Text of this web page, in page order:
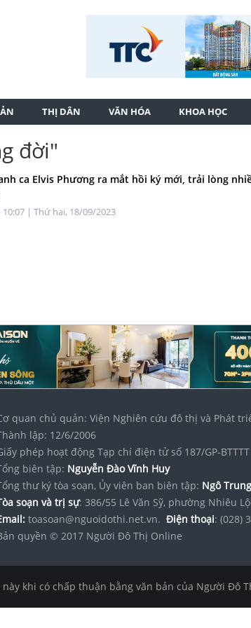
THỊ DÂN VĂN HÓA KHOA HỌC
đời"
ca Elvis Phương ra mắt hồi ký mới, trải lòng
10:07 | Thứ hai, 18/09/2023
quan chủ quản: Viện Nghiên cứu đô thị và Phát
lập: 12/6/2006
phép hoạt động Tạp chí điện tử số 187/GP-
biên tập: Nguyễn Đào Vĩnh Huy
thư ký tòa soạn, Ủy viên ban biên tập: Ngô
soạn và trị sự: 386/55 Lê Văn Sỹ, phường Nhiêu
toasoan@nguoidothi.net.vn. Điện thoại: (028)
quyền © 2017 Người Đô Thị Online
khi có chấp thuận bằng văn bản của Người Đô